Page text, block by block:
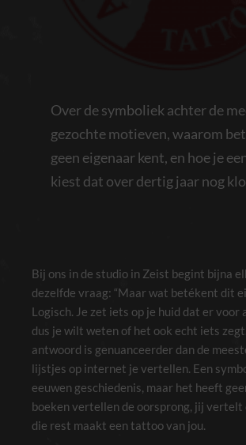
Over de symboliek achter de
gezochte motieven, waarom
geen eigenaar kent, en hoe je
kiest dat over dertig jaar nog
Bij ons in de studio in Zeist begint bijna
dezelfde vraag: “Maar wat betékent dit
Logisch. Je zet iets op je huid dat er
dus je wilt weten of het ook echt iets
antwoord is genuanceerder dan de
lijstjes op internet je vertellen. Een
eeuwen geschiedenis, maar het heeft
boeken vertellen de oorsprong, jij vertelt
die rest maakt een tattoo van jou.